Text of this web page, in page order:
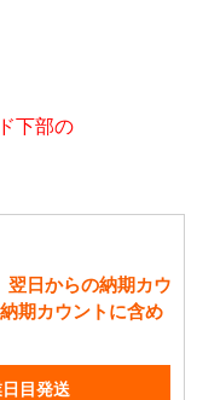
下部の
翌日からの納期カウ
期カウントに含め
目発送